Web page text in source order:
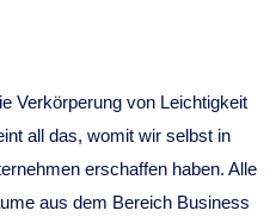
Verkörperung von Leichtigkeit
all das, womit wir selbst in
erschaffen haben. Alle
aus dem Bereich Business